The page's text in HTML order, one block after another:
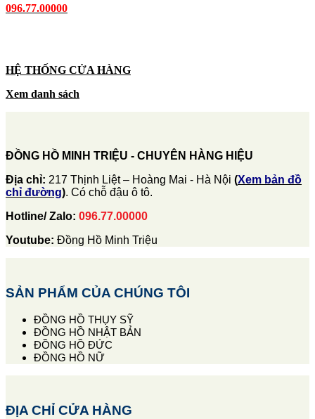
096.77.00000
HỆ THỐNG CỬA HÀNG
Xem danh sách
ĐỒNG HỒ MINH TRIỆU - CHUYÊN HÀNG HIỆU
Địa chỉ: 217 Thịnh Liệt – Hoàng Mai - Hà Nội (Xem bản đồ
chỉ đường). Có chỗ đậu ô tô.
Hotline/ Zalo: 096.77.00000
Youtube: Đồng Hồ Minh Triệu
SẢN PHẨM CỦA CHÚNG TÔI
ĐỒNG HỒ THỤY SỸ
ĐỒNG HỒ NHẬT BẢN
ĐỒNG HỒ ĐỨC
ĐỒNG HỒ NỮ
ĐỊA CHỈ CỬA HÀNG